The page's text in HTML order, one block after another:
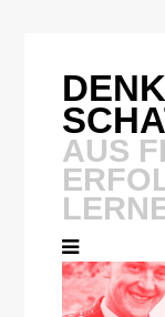
AUS